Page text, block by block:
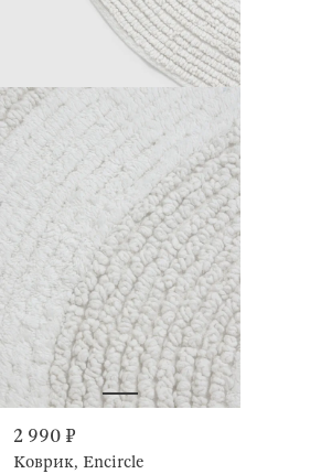
2 990 ₽
Коврик, Encircle